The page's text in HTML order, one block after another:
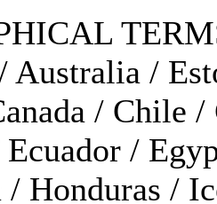
Australia /
/ Chile
/
/ Honduras /